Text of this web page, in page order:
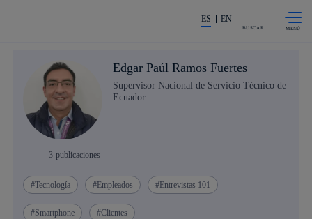
La acción en accionistas e
ES EN
BUSCAR
Edgar Paúl Ramos Fuertes
Supervisor Nacional de Servicio Técnico de
Ecuador.
3 publicaciones
Tecnología Empleados Entrevistas 101
Smartphone Clientes